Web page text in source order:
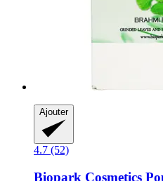
Ajouter
4.7 (52)
Biopark Cosmetics